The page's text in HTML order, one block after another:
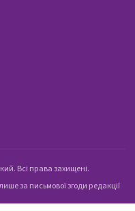
Всі права захищені.
за письмової згоди редакції